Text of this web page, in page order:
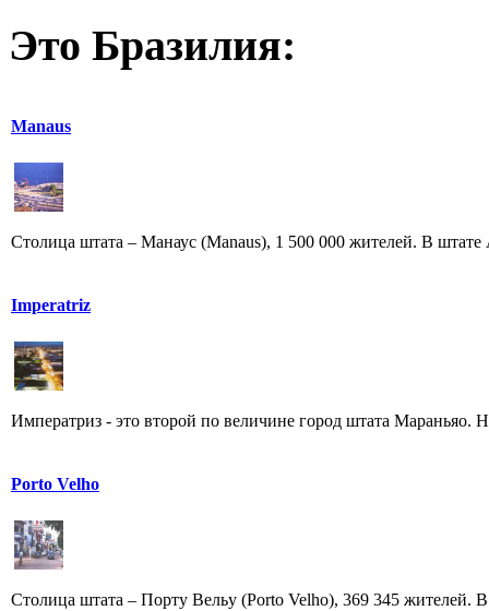
Это Бразилия:
Manaus
Столица штата – Манаус (Manaus), 1 500 000 жителей. В
Imperatriz
Императриз - это второй по величине город штата Мараньяо.
Porto Velho
Столица штата – Порту Вельу (Porto Velho), 369 345 жителей.